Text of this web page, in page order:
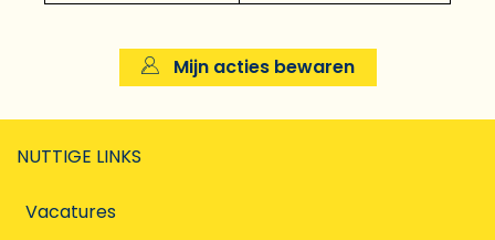
Mijn acties bewaren
NUTTIGE LINKS
Vacatures